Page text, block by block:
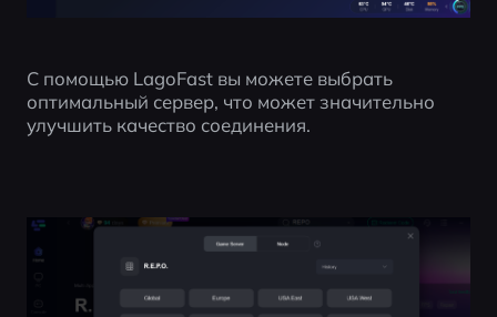
С помощью LagoFast вы можете выбрать
оптимальный сервер, что может значительно
улучшить качество соединения.